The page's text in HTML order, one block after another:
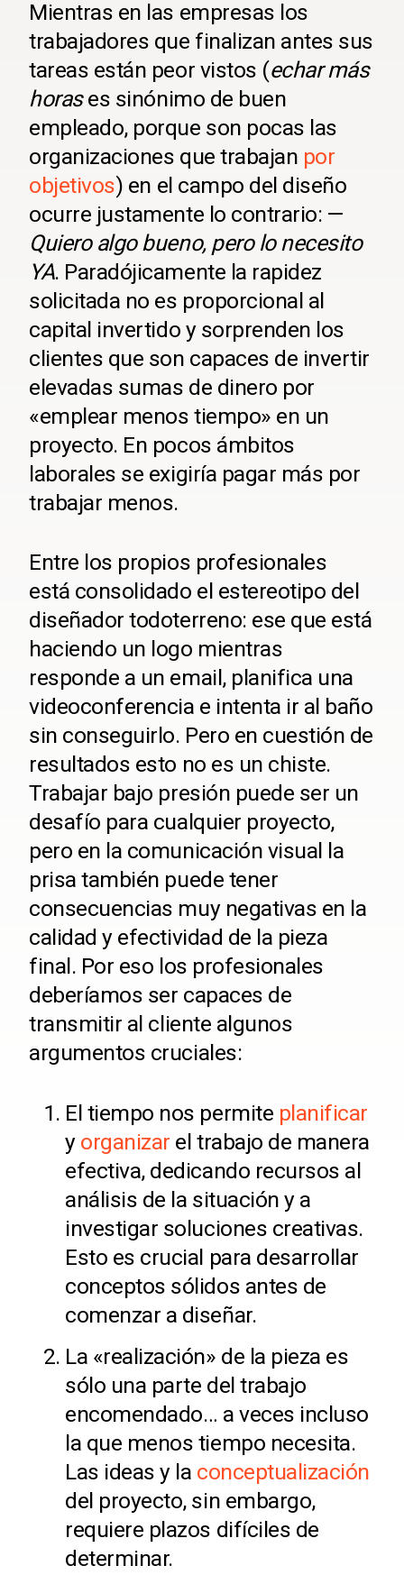
Mientras en las empresas los
trabajadores que finalizan antes sus
tareas están peor vistos (echar más
horases sinónimo de buen
empleado, porque son pocas las
organizaciones que trabajan por
objetivos) en el campo del diseño
ocurre justamente lo contrario:—
Quiero algo bueno, pero lo necesito
YA. Paradójicamente la rapidez
solicitada no es proporcional al
capital invertido y sorprenden los
clientes que son capaces de invertir
elevadas sumas de dinero por
«emplear menos tiempo» en un
proyecto. En pocos ámbitos
laborales se exigiría pagar más por
trabajar menos.
Entre los propios profesionales
está consolidado el estereotipo del
diseñador todoterreno: ese que está
haciendo un logo mientras
responde a un email, planifica una
videoconferencia e intenta ir al baño
sin conseguirlo. Pero en cuestión de
resultados esto no es un chiste.
Trabajar bajo presión puede ser un
desafío para cualquier proyecto,
pero en la comunicación visual la
prisa también puede tener
consecuencias muy negativas en la
calidad y efectividad de la pieza
final. Por eso los profesionales
deberíamos ser capaces de
transmitir al cliente algunos
argumentos cruciales:
El tiempo nos permite planificar
yorganizarel trabajo de manera
efectiva, dedicando recursos al
análisis de la situación y a
investigar soluciones creativas.
Esto es crucial para desarrollar
conceptos sólidos antes de
comenzar a diseñar.
La «realización» de la pieza es
sólo una parte del trabajo
encomendado… a veces incluso
la que menos tiempo necesita.
Las ideas y laconceptualización
del proyecto, sin embargo,
requiere plazos difíciles de
determinar.